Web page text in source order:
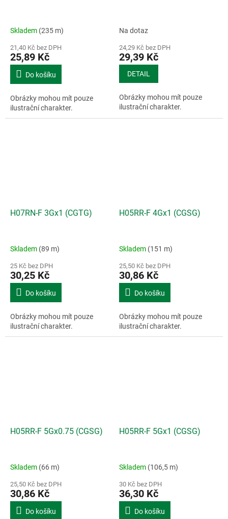
Skladem (235 m)
21,40 Kč bez DPH
25,89 Kč
Do košíku
Obrázky mohou mít pouze
ilustrační charakter.
Na dotaz
24,29 Kč bez DPH
29,39 Kč
DETAIL
Obrázky mohou mít pouze
ilustrační charakter.
H07RN-F 3Gx1 (CGTG)
Skladem (89 m)
25 Kč bez DPH
30,25 Kč
Do košíku
Obrázky mohou mít pouze
ilustrační charakter.
H05RR-F 4Gx1 (CGSG)
Skladem (151 m)
25,50 Kč bez DPH
30,86 Kč
Do košíku
Obrázky mohou mít pouze
ilustrační charakter.
H05RR-F 5Gx0.75 (CGSG)
Skladem (66 m)
25,50 Kč bez DPH
30,86 Kč
Do košíku
H05RR-F 5Gx1 (CGSG)
Skladem (106,5 m)
30 Kč bez DPH
36,30 Kč
Do košíku